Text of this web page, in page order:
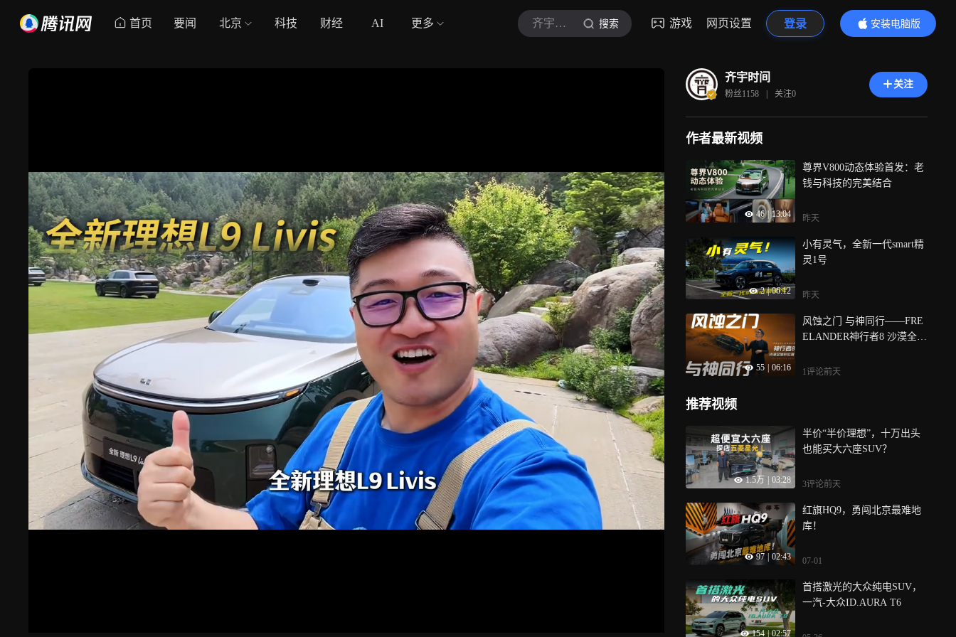
首页 要闻 北京 科技 财经 AI 更多 齐宇时间 搜索 游戏 网页设置 登录
安装电脑版
内容更精彩
齐宇时间
粉丝1158 | 关注0
关注
作者最新视频
46 | 13:04
尊界V800动态体验首发：老
钱与科技的完美结合
昨天
2 | 06:12
小有灵气，全新一代smart精
灵1号
昨天
55 06:16
风蚀之门 与神同行——FRE
ELANDER神行者8 沙漠全地
1评论前天
推荐视频
1.5万 03:28
半价“半价理想”，十万出头
也能买大六座SUV？
3评论前天
97 02:43
红旗HQ9，勇闯北京最难地
库！
07-01
154 | 02:57
首搭激光的大众纯电SUV，
一汽-大众ID.AURA T6